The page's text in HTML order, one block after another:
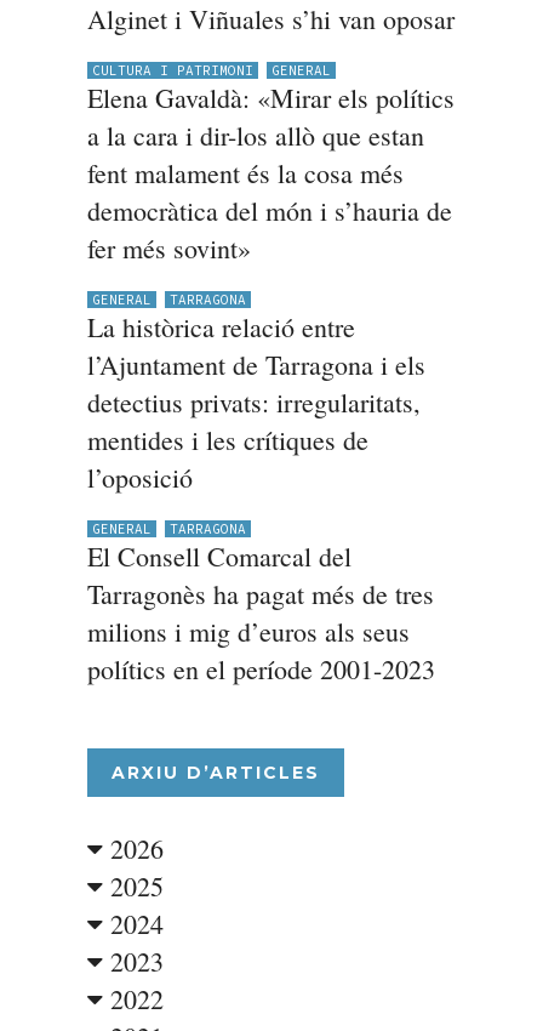
Alginet i Viñuales s’hi van oposar
CULTURA I PATRIMONI GENERAL
Elena Gavaldà: «Mirar els polítics
a la cara i dir-los allò que estan
fent malament és la cosa més
democràtica del món i s’hauria de
fer més sovint»
GENERAL TARRAGONA
La històrica relació entre
l’Ajuntament de Tarragona i els
detectius privats: irregularitats,
mentides i les crítiques de
l’oposició
GENERAL TARRAGONA
El Consell Comarcal del
Tarragonès ha pagat més de tres
milions i mig d’euros als seus
polítics en el període 2001-2023
ARXIU D’ARTICLES
2026
2025
2024
2023
2022